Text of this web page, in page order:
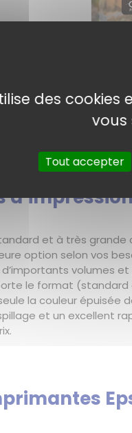
et à très grande
option selon vos
volumes
le format (standard
la couleur épuisée
et un excellent
des
vous
Tout accepter